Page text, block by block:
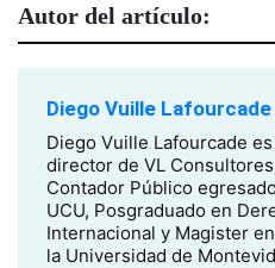
Autor del artículo:
Diego Vuille Lafourcade
Diego Vuille Lafourcade
director de VL
Contador Público
UCU, Posgraduado en
Internacional y Magister
la Universidad de